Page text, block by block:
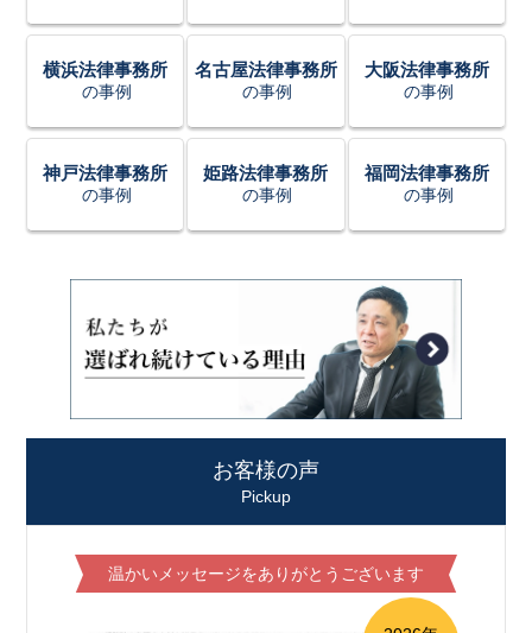
横浜法律事務所
の事例
名古屋法律事務所
の事例
大阪法律事務所
の事例
神戸法律事務所
の事例
姫路法律事務所
の事例
福岡法律事務所
の事例
お客様の声
Pickup
温かいメッセージをありがとうございます